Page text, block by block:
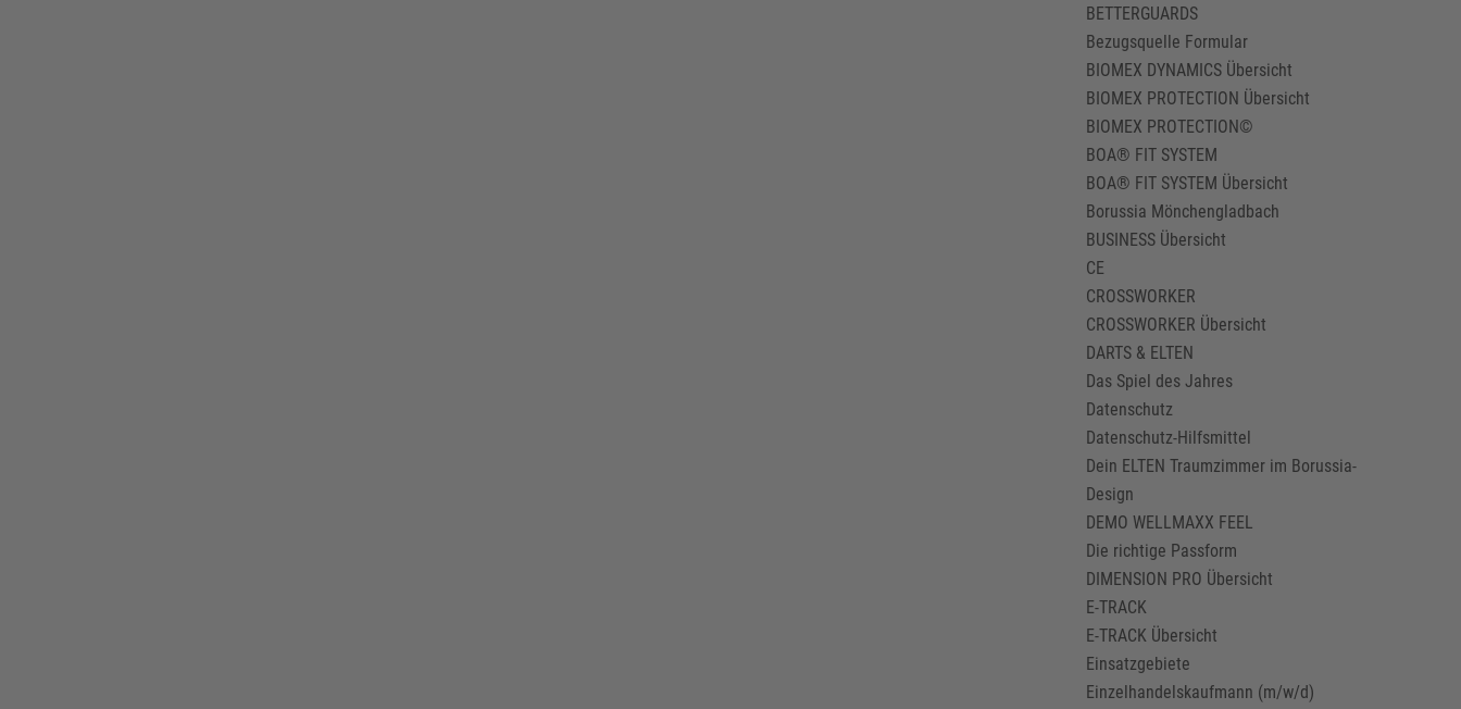
BETTERGUARDS
Bezugsquelle Formular
BIOMEX DYNAMICS Übersicht
BIOMEX PROTECTION Übersicht
BIOMEX PROTECTION©
BOA® FIT SYSTEM
BOA® FIT SYSTEM Übersicht
Borussia Mönchengladbach
BUSINESS Übersicht
CE
CROSSWORKER
CROSSWORKER Übersicht
DARTS & ELTEN
Das Spiel des Jahres
Datenschutz
Datenschutz-Hilfsmittel
Dein ELTEN Traumzimmer im Borussia-
Design
DEMO WELLMAXX FEEL
Die richtige Passform
DIMENSION PRO Übersicht
E-TRACK
E-TRACK Übersicht
Einsatzgebiete
Einzelhandelskaufmann (m/w/d)